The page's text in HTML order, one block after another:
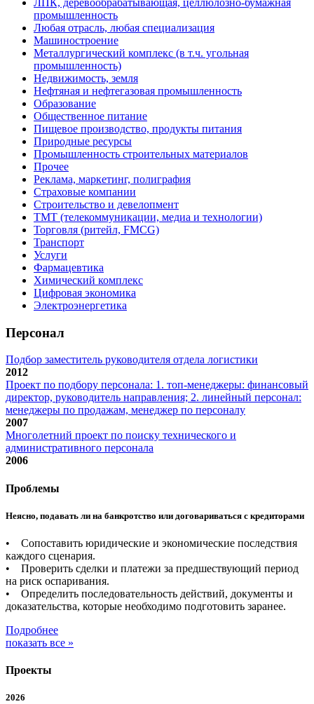
промышленность
Любая отрасль, любая специализация
Машиностроение
Металлургический комплекс (в т.ч. угольная
промышленность)
Недвижимость, земля
Нефтяная и нефтегазовая промышленность
Образование
Общественное питание
Пищевое производство, продукты питания
Природные ресурсы
Промышленность строительных материалов
Прочее
Реклама, маркетинг, полиграфия
Страховые компании
Строительство и девелопмент
ТМТ (телекоммуникации, медиа и технологии)
Торговля (ритейл, FMCG)
Транспорт
Услуги
Фармацевтика
Химический комплекс
Цифровая экономика
Электроэнергетика
Персонал
Подбор заместитель руководителя отдела логистики
2012
Проект по подбору персонала: 1. топ-менеджеры: финансовый
директор, руководитель направления; 2. линейный персонал:
менеджеры по продажам, менеджер по персоналу
2007
Многолетний проект по поиску технического и
административного персонала
2006
Проблемы
Неясно, подавать ли на банкротство или договариваться с кредиторами
• Сопоставить юридические и экономические последствия
каждого сценария.
• Проверить сделки и платежи за предшествующий период
на риск оспаривания.
• Определить последовательность действий, документы и
доказательства, которые необходимо подготовить заранее.
Подробнее
показать все »
Проекты
2026